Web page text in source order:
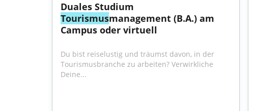
Tourismusmanagement (B.A.) am
Campus oder virtuell
Du bist reiselustig und träumst davon, in der
Tourismusbranche zu arbeiten? Verwirkliche
Deine...